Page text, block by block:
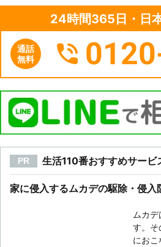
24時間365日・日
通話
無料
PR 生活110番おすすめサービ
家に侵入するムカデの駆除・侵入
ムカ
す。そ
にお